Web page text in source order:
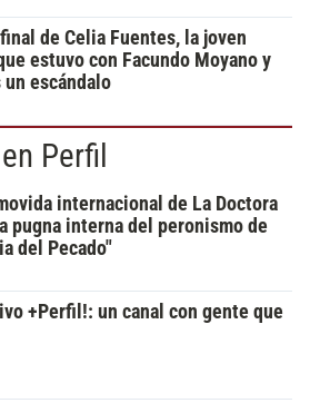
de Celia Fuentes, la joven
estuvo con Facundo Moyano y
escándalo
Perfil
internacional de La Doctora
pugna interna del peronismo de
del Pecado"
+Perfil!: un canal con gente que